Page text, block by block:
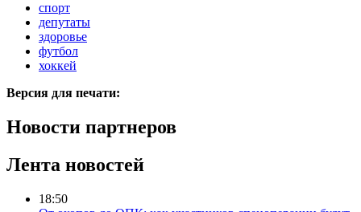
спорт
депутаты
здоровье
футбол
хоккей
Версия для печати:
Новости партнеров
Лента новостей
18:50